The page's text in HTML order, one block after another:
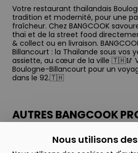
Votre restaurant thaïlandais
tradition et modernité, pour une
fraîcheur. Chez BANGCOOK
thaï et de la street food
& collect ou en livraison.
Billancourt : la Thaïlande sous vos
assiette, au cœur de la ville 🇹🇭🥢
Boulogne-Billancourt pour un
dans le 92.🇹🇭
AUTRES BANGCOOK
Nous utilisons